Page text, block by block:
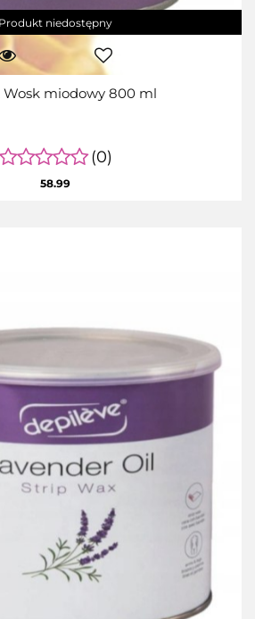
Produkt niedostępny
Wosk miodowy 800 ml
(0)
58.99